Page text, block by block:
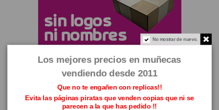
No mostrar de nuevo.
Los mejores precios en muñecas
vendiendo desde 2011
Que no te engañen con replicas!!
Evita las páginas piratas que venden copias que ni se
parecen a la que has pedido !!